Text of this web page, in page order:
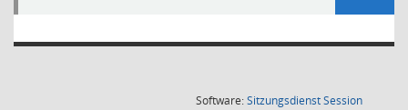
Software:SitzungsdienstSession(Wird in